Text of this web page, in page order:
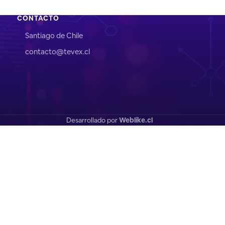
CONTACTO
Santiago de Chile
contacto@tevex.cl
Desarrollado porWeblike.cl